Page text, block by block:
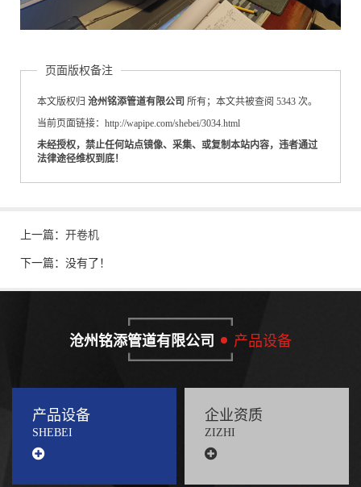
页面版权备注
本文版权归 沧州铭添管道有限公司 所有；本文共被查阅 5343 次。
当前页面链接：http://wapipe.com/shebei/3034.html
未经授权，禁止任何站点镜像、采集、或复制本站内容，违者通过
法律途径维权到底！
上一篇： 开卷机
下一篇：没有了！
沧州铭添管道有限公司 产品设备
产品设备
SHEBEI
企业资质
ZIZHI